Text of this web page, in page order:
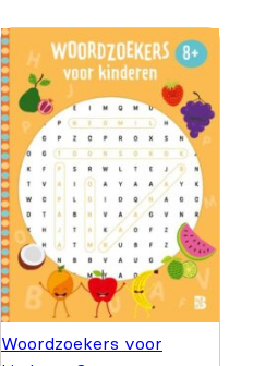
Woordzoekers voor